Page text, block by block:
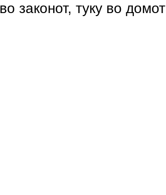
во законот, туку во домот